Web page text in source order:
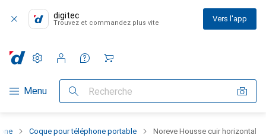
digitec
Trouvez et commandez plus vite Vers l'app
Navigation par catégorie
Menu Recherche
Paramètres
Compte client
Listes de comparaison
Listes d'envies
Panier
Coque pour téléphone portable Noreve Housse cuir horizontal